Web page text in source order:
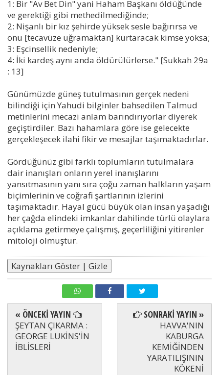
1: Bir "Av Bet Din" yani Haham Başkanı öldüğünde
ve gerektiği gibi methedilmediğinde;
2: Nişanlı bir kız şehirde yüksek sesle bağırırsa ve
onu [tecavüze uğramaktan] kurtaracak kimse yoksa;
3: Eşcinsellik nedeniyle;
4: İki kardeş aynı anda öldürülürlerse." [Sukkah 29a
: 13]
Günümüzde güneş tutulmasının gerçek nedeni
bilindiği için Yahudi bilginler bahsedilen Talmud
metinlerini mecazi anlam barındırıyorlar diyerek
geçiştirdiler. Bazı hahamlara göre ise gelecekte
gerçekleşecek ilahi fikir ve mesajlar taşımaktadırlar.
Gördüğünüz gibi farklı toplumların tutulmalara
dair inanışları onların yerel inanışlarını
yansıtmasının yanı sıra çoğu zaman halkların yaşam
biçimlerinin ve coğrafi şartlarının izlerini
taşımaktadır. Hayal gücü büyük olan insan yaşadığı
her çağda elindeki imkanlar dahilinde türlü olaylara
açıklama getirmeye çalışmış, geçerliliğini yitirenler
mitoloji olmuştur.
Kaynakları Göster | Gizle
« ÖNCEKİ YAYIN
ŞEYTAN ÇIKARMA :
GEORGE LUKİNS'İN
İBLİSLERİ
SONRAKİ YAYIN »
HAVVA'NIN
KABURGA
KEMİĞİNDEN
YARATILIŞININ
KÖKENİ